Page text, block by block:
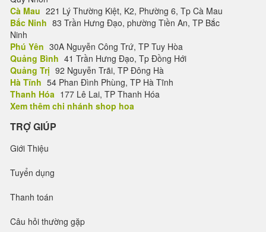
Cà Mau 221 Lý Thường Kiệt, K2, Phường 6, Tp Cà Mau
Bắc Ninh 83 Trần Hưng Đạo, phường Tiền An, TP Bắc
Ninh
Phú Yên 30A Nguyễn Công Trứ, TP Tuy Hòa
Quảng Bình 41 Trần Hưng Đạo, Tp Đồng Hới
Quảng Trị 92 Nguyễn Trãi, TP Đông Hà
Hà Tĩnh 54 Phan Đình Phùng, TP Hà Tĩnh
Thanh Hóa 177 Lê Lai, TP Thanh Hóa
Xem thêm chi nhánh shop hoa
TRỢ GIÚP
Giới Thiệu
Tuyển dụng
Thanh toán
Câu hỏi thường gặp